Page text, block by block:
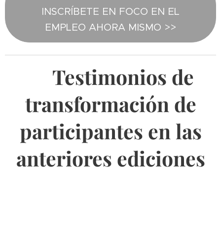
INSCRÍBETE EN FOCO EN EL
EMPLEO AHORA MISMO >>
🔻Testimonios de
transformación de
participantes en las
anteriores ediciones